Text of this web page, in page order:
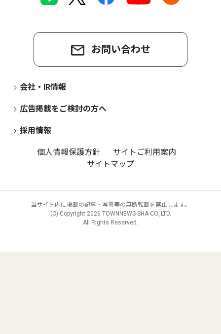
お問い合わせ
会社・IR情報
広告掲載をご検討の方へ
採用情報
個人情報保護方針
サイトご利用案内
サイトマップ
当サイト内に掲載の記事・写真等の無断転載を禁止します。
(C) Copyright 2026 TOWNNEWS-SHA CO.,LTD.
All Rights Reserved.